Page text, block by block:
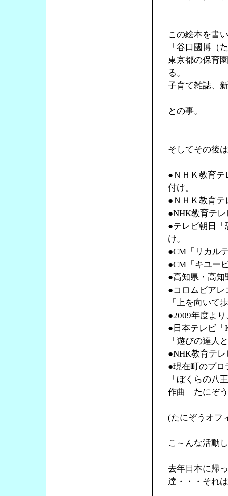
この絵本を書
「谷口國博（
東京都の保育
る。
子育て雑誌、
との事。
そしてその後は
●ＮＨＫ教育テ
付け。
●ＮＨＫ教育テ
●NHK教育テ
●テレビ朝日「
け。
●CM「リカル
●CM「キユー
●高知県・高知
●コロムビアレ
「上を向いて
●2009年度よ
●日本テレビ
「遊びの達人
●NHK教育テ
●現在町のプロ
「ぼくらの八
作曲 たにぞ
(たにぞうオ
こ～んな活動
去年日本に帰
達・・・それ